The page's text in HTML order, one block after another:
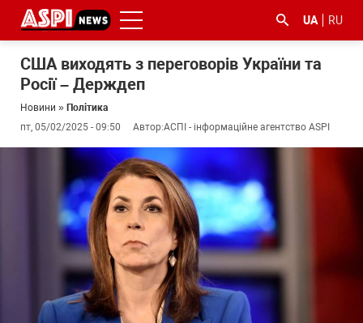
UA RU
США виходять з переговорів України та
Росії – Держдеп
Новини » Політика
пт, 05/02/2025 - 09:50
Автор:АСПІ - інформаційне агентство ASPI
#боротьба
корупцією
#ДФС #Київ #коронавірус